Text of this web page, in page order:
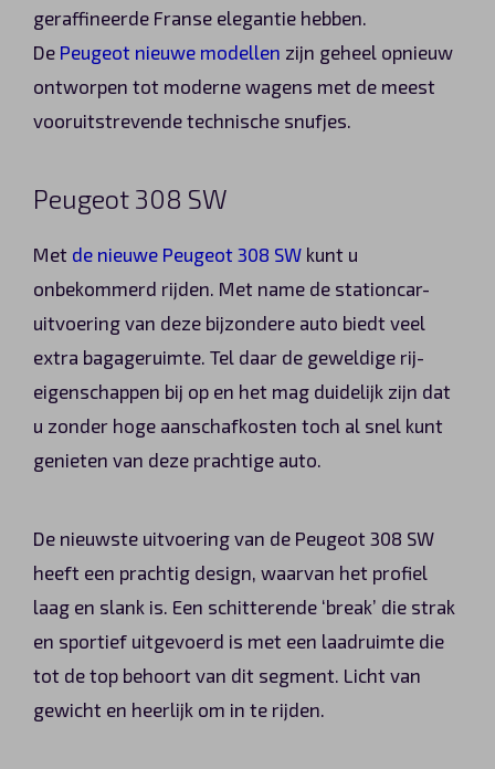
geraffineerde Franse elegantie hebben.
De Peugeot nieuwe modellen zijn geheel opnieuw
ontworpen tot moderne wagens met de meest
vooruitstrevende technische snufjes.
Peugeot 308 SW
Met de nieuwe Peugeot 308 SW kunt u
onbekommerd rijden. Met name de stationcar-
uitvoering van deze bijzondere auto biedt veel
extra bagageruimte. Tel daar de geweldige rij-
eigenschappen bij op en het mag duidelijk zijn dat
u zonder hoge aanschafkosten toch al snel kunt
genieten van deze prachtige auto.
De nieuwste uitvoering van de Peugeot 308 SW
heeft een prachtig design, waarvan het profiel
laag en slank is. Een schitterende ‘break’ die strak
en sportief uitgevoerd is met een laadruimte die
tot de top behoort van dit segment. Licht van
gewicht en heerlijk om in te rijden.